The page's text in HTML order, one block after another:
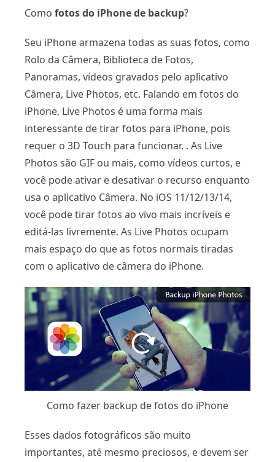
Como fotos do iPhone de backup?
Seu iPhone armazena todas as suas fotos, como
Rolo da Câmera, Biblioteca de Fotos,
Panoramas, vídeos gravados pelo aplicativo
Câmera, Live Photos, etc. Falando em fotos do
iPhone, Live Photos é uma forma mais
interessante de tirar fotos para iPhone, pois
requer o 3D Touch para funcionar. . As Live
Photos são GIF ou mais, como vídeos curtos, e
você pode ativar e desativar o recurso enquanto
usa o aplicativo Câmera. No iOS 11/12/13/14,
você pode tirar fotos ao vivo mais incríveis e
editá-las livremente. As Live Photos ocupam
mais espaço do que as fotos normais tiradas
com o aplicativo de câmera do iPhone.
Como fazer backup de fotos do iPhone
Esses dados fotográficos são muito
importantes, até mesmo preciosos, e devem ser